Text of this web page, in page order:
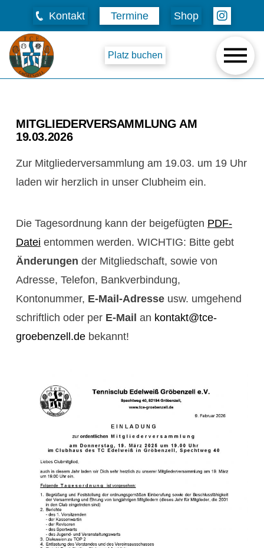
Kontakt Termine Shop
Platz buchen
MITGLIEDERVERSAMMLUNG AM
19.03.2026
Zur Mitgliederversammlung am 19.03. um 19 Uhr
laden wir herzlich in unser Clubheim ein.
Die Tagesordnung kann der beigefügten PDF-
Datei entommen werden. WICHTIG: Bitte gebt
Änderungen der Mitgliedschaft, sowie von
Adresse, Telefon, Bankverbindung,
Kontonummer, E-Mail-Adresseusw. umgehend
schriftlich oder per E-Mail an kontakt@tce-
groebenzell.debekannt!